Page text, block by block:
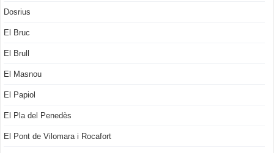
Dosrius
El Bruc
El Brull
El Masnou
El Papiol
El Pla del Penedès
El Pont de Vilomara i Rocafort